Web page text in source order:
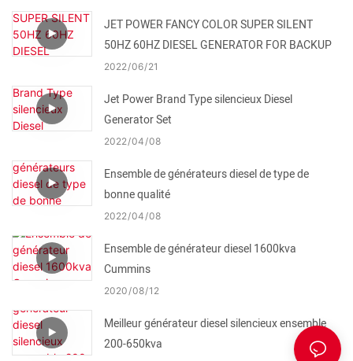
JET POWER FANCY COLOR SUPER SILENT
50HZ 60HZ DIESEL GENERATOR FOR BACKUP
2022 06 21
Jet Power Brand Type silencieux Diesel
Generator Set
2022 04 08
Ensemble de générateurs diesel de type de
bonne qualité
2022 04 08
Ensemble de générateur diesel 1600kva
Cummins
2020 08 12
Meilleur générateur diesel silencieux ensemble
200-650kva